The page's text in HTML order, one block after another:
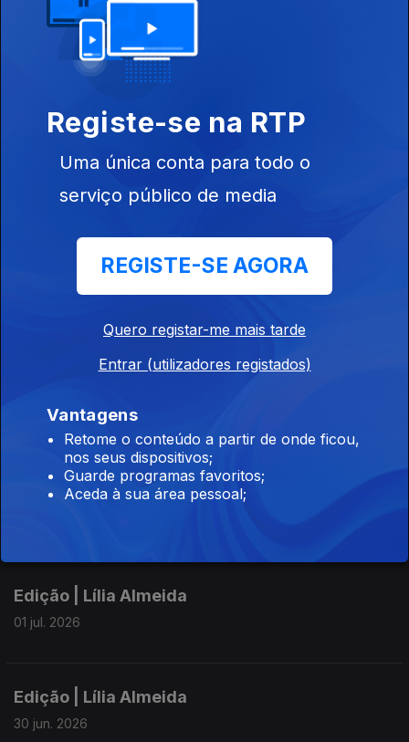
09 jul. 2026
08 jul. 2026
Edição | Lília Almeida
Edição | Lília Almeida
03 jul. 2026
Edição I Lília Almeida
Edição | Lília Almeida
01 jul. 2026
Edição | Lília Almeida
30 jun. 2026
Registe-se na RTP
Uma única conta para todo o
serviço público de media
REGISTE-SE AGORA
Quero registar-me mais tarde
Entrar (utilizadores registados)
Vantagens
Retome o conteúdo a partir de onde ficou,
nos seus dispositivos;
Guarde programas favoritos;
Aceda à sua área pessoal;